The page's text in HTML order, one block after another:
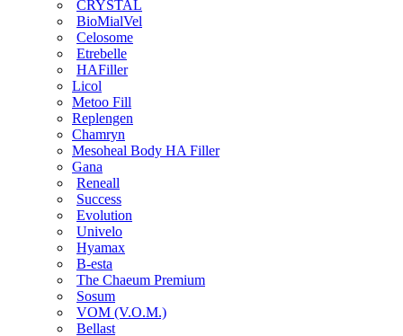
CRYSTAL
BioMialVel
Celosome
Etrebelle
HAFiller
Licol
Metoo Fill
Replengen
Chamryn
Mesoheal Body HA Filler
Gana
Reneall
Success
Evolution
Univelo
Hyamax
B-esta
The Chaeum Premium
Sosum
VOM (V.O.M.)
Bellast